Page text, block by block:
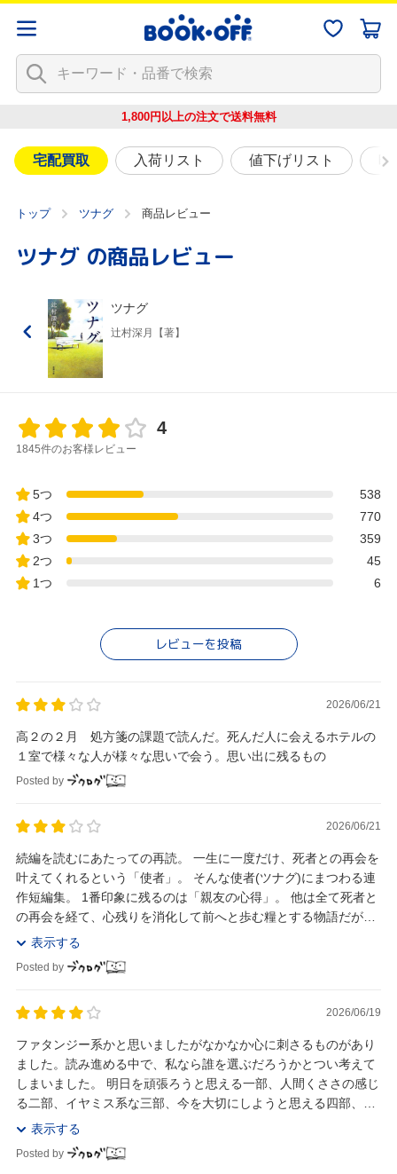
1,800円以上の注文で送料無料
宅配買取 入荷リスト 値下げリスト
トップ ツナグ 商品レビュー
ツナグ の商品レビュー
ツナグ
辻村深月【著】
4
1845件のお客様レビュー
5つ
538
4つ
770
3つ
359
2つ
45
1つ
6
レビューを投稿
2026/06/21
高２の２月 処方箋の課題で読んだ。死んだ人に会えるホテルの
１室で様々な人が様々な思いで会う。思い出に残るもの
Posted by
2026/06/21
続編を読むにあたっての再読。 一生に一度だけ、死者との再会を
叶えてくれるという「使者」。 そんな使者(ツナグ)にまつわる連
作短編集。 1番印象に残るのは「親友の心得」。 他は全て死者と
の再会を経て、心残りを消化して前へと歩む糧とする物語だが、
この話だけ深い傷跡を残す。 やはり辻...
表示する
Posted by
2026/06/19
ファタンジー系かと思いましたがなかなか心に刺さるものがあり
ました。読み進める中で、私なら誰を選ぶだろうかとつい考えて
しまいました。 明日を頑張ろうと思える一部、人間くささの感じ
る二部、イヤミス系な三部、今を大切にしようと思える四部、切
なさの残る五部、どの話もとても素敵でしたが個人...
表示する
Posted by